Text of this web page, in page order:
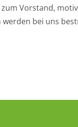
Vorstand,
bei uns